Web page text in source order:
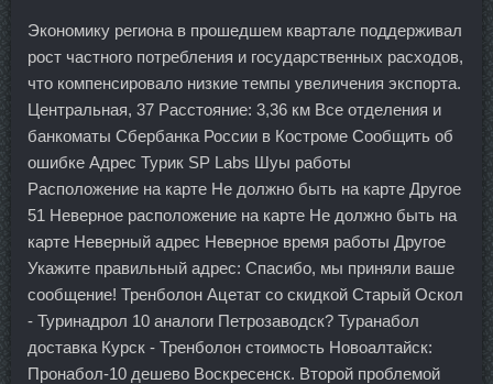
Экономику региона в прошедшем квартале поддерживал
рост частного потребления и государственных расходов,
что компенсировало низкие темпы увеличения экспорта.
Центральная, 37 Расстояние: 3,36 км Все отделения и
банкоматы Сбербанка России в Костроме Сообщить об
ошибке Адрес Турик SP Labs Шуы работы
Расположение на карте Не должно быть на карте Другое
51 Неверное расположение на карте Не должно быть на
карте Неверный адрес Неверное время работы Другое
Укажите правильный адрес: Спасибо, мы приняли ваше
сообщение! Тренболон Ацетат со скидкой Старый Оскол
- Туринадрол 10 аналоги Петрозаводск? Туранабол
доставка Курск - Тренболон стоимость Новоалтайск:
Пронабол-10 дешево Воскресенск. Второй проблемой